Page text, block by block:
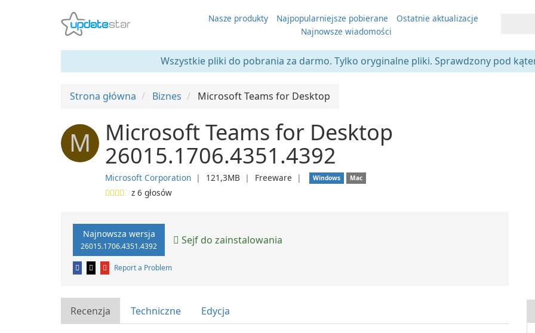
Nasze produkty Najpopularniejsze pobierane
Ostatnie aktualizacje
Najnowsze wiadomości
Wszystkie pliki do pobrania za darmo. Tylko oryginalne pliki. Sprawdzony pod
Strona główna Biznes Microsoft Teams for Desktop
M Microsoft Teams for Desktop
26015.1706.4351.4392
Microsoft Corporation ❘ 121,3MB ❘ Freeware ❘ Windows Mac
z 6 głosów
Najnowsza wersja
26015.1706.4351.4392 Sejf do zainstalowania
Report a Problem
Recenzja Techniczne Edycja